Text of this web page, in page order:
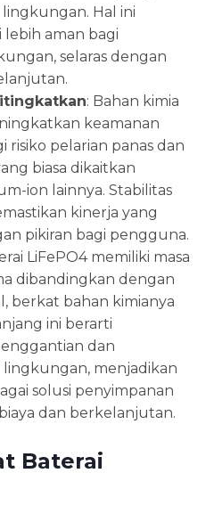
Hal ini
aman bagi
selaras dengan
: Bahan kimia
keamanan
pelarian panas dan
biasa dikaitkan
ion lainnya. Stabilitas
kinerja yang
pikiran bagi pengguna.
LiFePO4 memiliki masa
dibandingkan dengan
berkat bahan kimianya
ini berarti
dan
menjadikan
solusi penyimpanan
dan berkelanjutan.
Baterai